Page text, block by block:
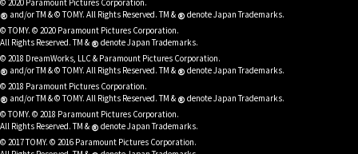
© 2020 Paramount Pictures Corporation.
® and/or TM & © TOMY. All Rights Reserved. TM & ® denote Japan Trademarks.
© TOMY. © 2020 Paramount Pictures Corporation.
All Rights Reserved. TM & ® denote Japan Trademarks.
© 2018 DreamWorks, LLC & Paramount Pictures Corporation.
® and/or TM & © TOMY. All Rights Reserved. TM & ® denote Japan Trademarks.
© 2018 Paramount Pictures Corporation.
® and/or TM & © TOMY. All Rights Reserved. TM & ® denote Japan Trademarks.
© TOMY. © 2018 Paramount Pictures Corporation.
All Rights Reserved. TM & ® denote Japan Trademarks.
© 2017 TOMY. © 2016 Paramount Pictures Corporation.